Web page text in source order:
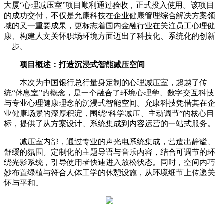
大厦“心理减压室”项目顺利通过验收，正式投入使用。该项目
的成功交付，不仅是允康科技在企业健康管理综合解决方案领
域的又一重要成果，更标志着国内金融行业在关注员工心理健
康、构建人文关怀职场环境方面迈出了科技化、系统化的创新
一步。
项目概述：打造沉浸式智能减压空间
本次为中国银行总行量身定制的心理减压室，超越了传
统“休息室”的概念，是一个融合了环境心理学、数字交互科技
与专业心理健康理念的沉浸式智能空间。允康科技凭借其在企
业健康场景的深厚积淀，围绕“科学减压、主动调节”的核心目
标，提供了从方案设计、系统集成到内容运营的一站式服务。
减压室内部，通过专业的声光电系统集成，营造出静谧、
舒缓的氛围。定制化的主题导语与音乐内容，结合可调节的环
绕光影系统，引导使用者快速进入放松状态。同时，空间内巧
妙布置绿植与符合人体工学的休憩设施，从环境细节上传递关
怀与平和。